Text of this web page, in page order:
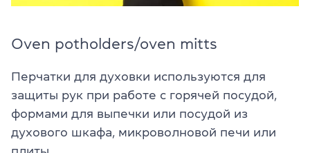
Oven potholders/oven mitts
Перчатки для духовки используются для
защиты рук при работе с горячей посудой,
формами для выпечки или посудой из
духового шкафа, микроволновой печи или